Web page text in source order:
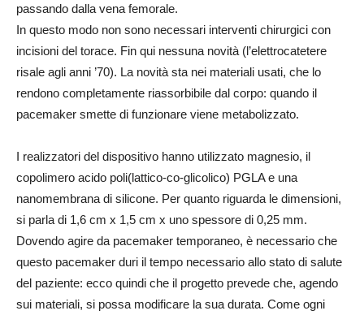
passando dalla vena femorale.
In questo modo non sono necessari interventi chirurgici con
incisioni del torace. Fin qui nessuna novità (l’elettrocatetere
risale agli anni ’70). La novità sta nei materiali usati, che lo
rendono completamente riassorbibile dal corpo: quando il
pacemaker smette di funzionare viene metabolizzato.
I realizzatori del dispositivo hanno utilizzato magnesio, il
copolimero acido poli(lattico-co-glicolico) PGLA e una
nanomembrana di silicone. Per quanto riguarda le dimensioni,
si parla di 1,6 cm x 1,5 cm x uno spessore di 0,25 mm.
Dovendo agire da pacemaker temporaneo, è necessario che
questo pacemaker duri il tempo necessario allo stato di salute
del paziente: ecco quindi che il progetto prevede che, agendo
sui materiali, si possa modificare la sua durata. Come ogni